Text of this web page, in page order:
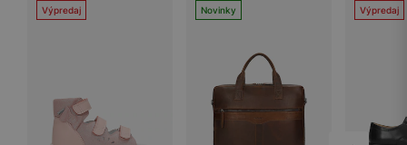
Výpredaj Novinky Výpredaj